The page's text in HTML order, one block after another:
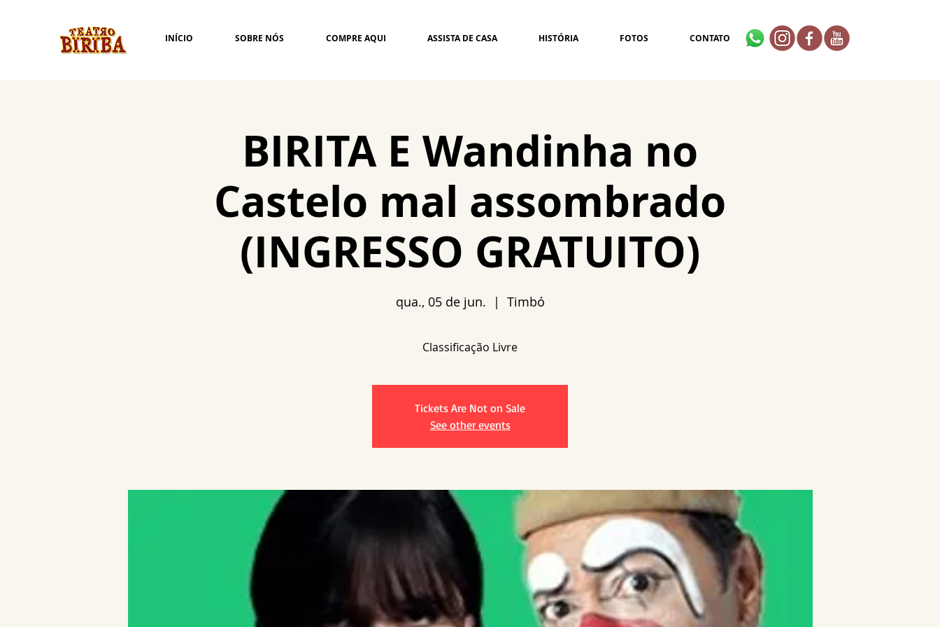
INÍCIO SOBRE NÓS COMPRE AQUI ASSISTA DE CASA HISTÓRIA FOTOS CONTATO
BIRITA E Wandinha no
Castelo mal assombrado
(INGRESSO GRATUITO)
qua., 05 de jun.
  |
Timbó
Tickets Are Not on Sale
See other events